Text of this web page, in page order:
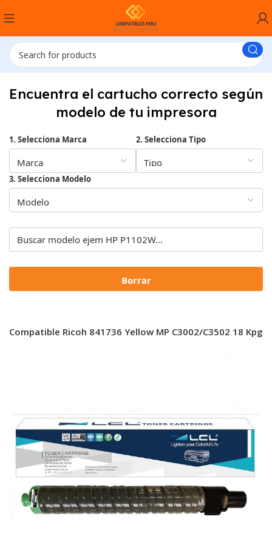
Encuentra el cartucho correcto según
modelo de tu impresora
1. Selecciona Marca 2. Selecciona Tipo
3. Selecciona Modelo
Borrar
Compatible Ricoh 841736 Yellow MP C3002/C3502 18 Kpg